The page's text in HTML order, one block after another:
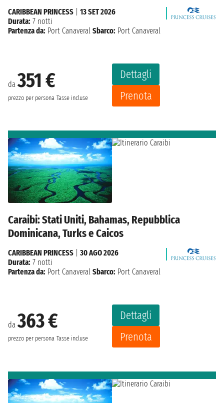
da351 €
prezzo per persona Tasse incluse
Dettagli
Prenota
CARIBBEAN PRINCESS
13 SET 2026
Durata: 7 notti
Partenza da: Port Canaveral Sbarco: Port Canaveral
Caraibi: Stati Uniti, Bahamas, Repubblica
Dominicana, Turks e Caicos
da363 €
prezzo per persona Tasse incluse
Dettagli
Prenota
CARIBBEAN PRINCESS
30 AGO 2026
Durata: 7 notti
Partenza da: Port Canaveral Sbarco: Port Canaveral